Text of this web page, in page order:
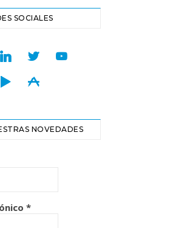
SOCIALES
linkedintwitteryoutube
play appstore
NOVEDADES
*